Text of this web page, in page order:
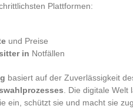
Plattformen:
und Preise
in Notfällen
basiert auf der Zuverlässigkeit
. Die digitale
ein, schützt sie und macht sie